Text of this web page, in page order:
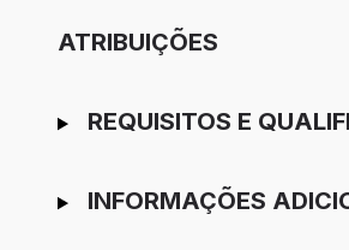
ATRIBUIÇÕES
REQUISITOS E
INFORMAÇÕES